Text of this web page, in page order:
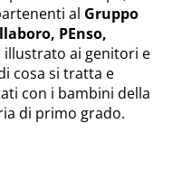
al Gruppo
PEnso,
illustrato ai genitori e
cosa si tratta e
con i bambini della
di primo grado.